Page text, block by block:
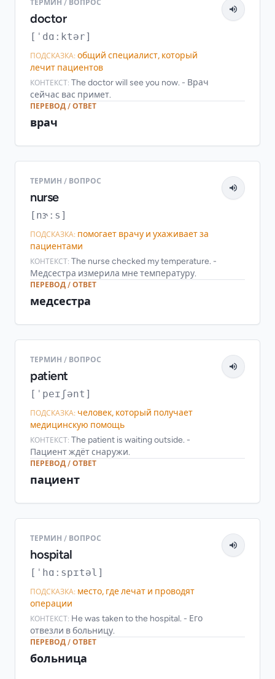
ТЕРМИН / ВОПРОС
doctor
[ˈdɑːktər]
ПОДСКАЗКА: общий специалист, который
лечит пациентов
КОНТЕКСТ: The doctor will see you now. - Врач
сейчас вас примет.
ПЕРЕВОД / ОТВЕТ
врач
ТЕРМИН / ВОПРОС
nurse
[nɝːs]
ПОДСКАЗКА: помогает врачу и ухаживает за
пациентами
КОНТЕКСТ: The nurse checked my temperature. -
Медсестра измерила мне температуру.
ПЕРЕВОД / ОТВЕТ
медсестра
ТЕРМИН / ВОПРОС
patient
[ˈpeɪʃənt]
ПОДСКАЗКА: человек, который получает
медицинскую помощь
КОНТЕКСТ: The patient is waiting outside. -
Пациент ждёт снаружи.
ПЕРЕВОД / ОТВЕТ
пациент
ТЕРМИН / ВОПРОС
hospital
[ˈhɑːspɪtəl]
ПОДСКАЗКА: место, где лечат и проводят
операции
КОНТЕКСТ: He was taken to the hospital. - Его
отвезли в больницу.
ПЕРЕВОД / ОТВЕТ
больница